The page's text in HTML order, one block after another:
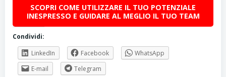
SCOPRI COME UTILIZZARE IL TUO POTENZIALE
INESPRESSO E GUIDARE AL MEGLIO IL TUO TEAM
Condividi:
LinkedIn
Facebook
WhatsApp
E-mail
Telegram